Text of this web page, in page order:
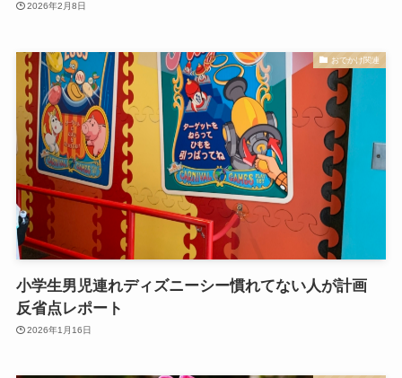
2026年2月8日
おでかけ関連
小学生男児連れディズニーシー慣れてない人が計画
反省点レポート
2026年1月16日